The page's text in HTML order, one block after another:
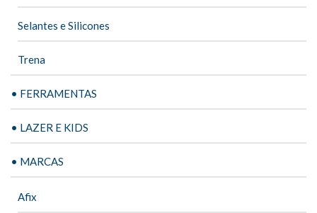
Selantes e Silicones
Trena
• FERRAMENTAS
• LAZER E KIDS
• MARCAS
Afix